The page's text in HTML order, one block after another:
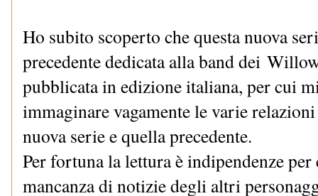
Ho subito scoperto che questa nuova
precedente dedicata alla band dei
pubblicata in edizione italiana, per cui
immaginare vagamente le varie
nuova serie e quella precedente.
Per fortuna la lettura è indipendenze
mancanza di notizie degli altri